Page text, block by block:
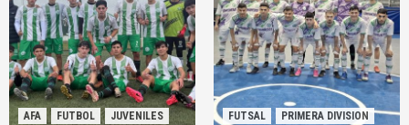
AFA FUTBOL JUVENILES FUTSAL PRIMERA DIVISION